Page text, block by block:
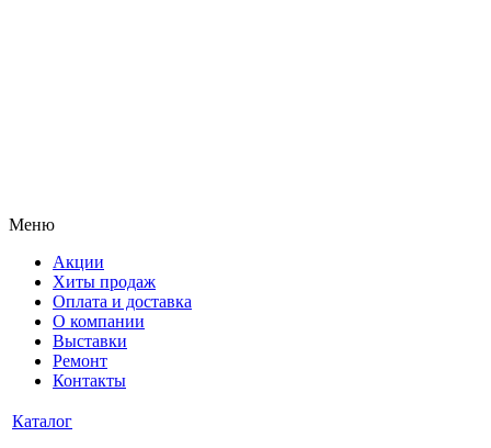
Меню
Акции
Хиты продаж
Оплата и доставка
О компании
Выставки
Ремонт
Контакты
Каталог